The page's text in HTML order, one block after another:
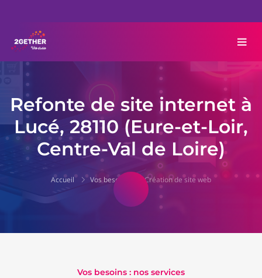
Refonte de site internet à
Lucé, 28110 (Eure-et-Loir,
Centre-Val de Loire)
Accueil Vos besoins Création de site web
Vos besoins : nos services